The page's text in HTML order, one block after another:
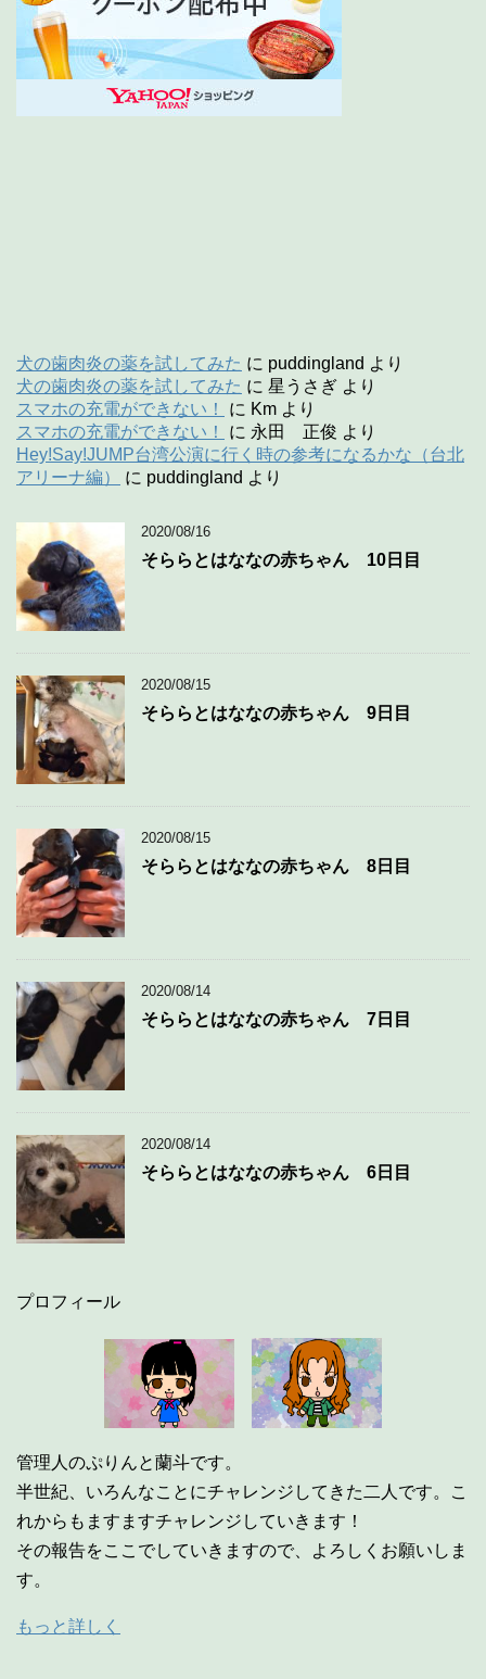
犬の歯肉炎の薬を試してみた に puddingland より
犬の歯肉炎の薬を試してみた に 星うさぎ より
スマホの充電ができない！
に Km より
スマホの充電ができない！
に 永田 正俊 より
Hey!Say!JUMP台湾公演に行く時の参考になるかな（台北
アリーナ編）
に puddingland より
2020/08/16
そららとはななの赤ちゃん 10日目
2020/08/15
そららとはななの赤ちゃん 9日目
2020/08/15
そららとはななの赤ちゃん 8日目
2020/08/14
そららとはななの赤ちゃん 7日目
2020/08/14
そららとはななの赤ちゃん 6日目
プロフィール
管理人のぷりんと蘭斗です。
半世紀、いろんなことにチャレンジしてきた二人です。こ
れからもますますチャレンジしていきます！
その報告をここでしていきますので、よろしくお願いしま
す。
もっと詳しく